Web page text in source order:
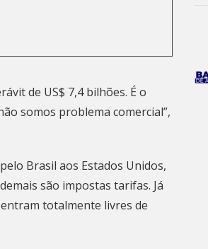
de US$ 7,4 bilhões. É o
somos problema comercial”,
Brasil aos Estados Unidos,
são impostas tarifas. Já
totalmente livres de